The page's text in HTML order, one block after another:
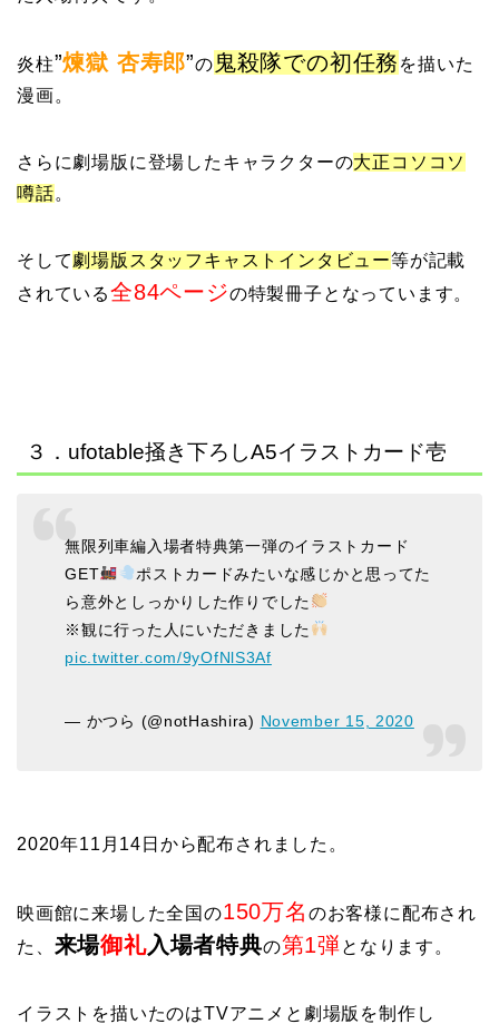
炎柱”煉獄 杏寿郎”の 鬼殺隊での初任務 を描いた
漫画。
さらに劇場版に登場したキャラクターの大正コソコソ
噂話。
そして劇場版スタッフキャストインタビュー等が記載
されている全84ページの特製冊子となっています。
３．ufotable掻き下ろしA5イラストカード壱
無限列車編入場者特典第一弾のイラストカード
GET
ポストカードみたいな感じかと思ってた
ら意外としっかりした作りでした
※観に行った人にいただきました
pic.twitter.com/9yOfNlS3Af
— かつら (@notHashira) November 15, 2020
2020年11月14日から配布されました。
映画館に来場した全国の150万名 のお客様に配布され
た、 来場御礼入場者特典の第1弾となります。
イラストを描いたのはTVアニメと劇場版を制作し